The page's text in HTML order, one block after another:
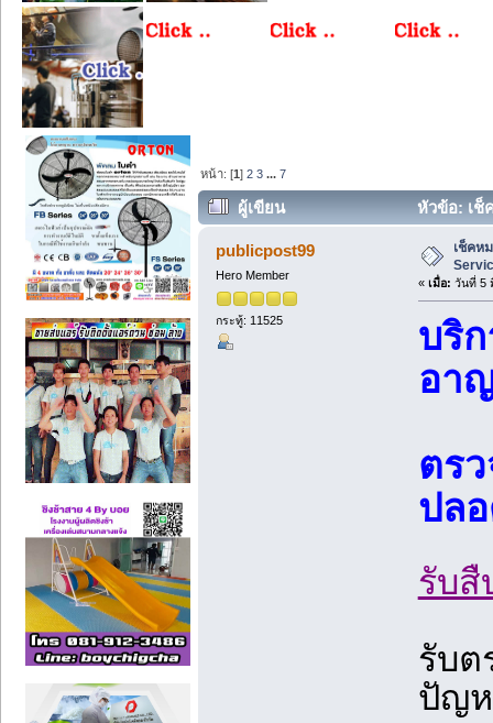
หน้า: [1]2 3 ...7
ผู้เขียน หัวข้อ: เช็
publicpost99
Hero Member
กระทู้: 11525
เช็คห
« เมื่อ: วันที่ 5
บริ
อา
ตร
ปล
รับสื
รับต
ปัญห